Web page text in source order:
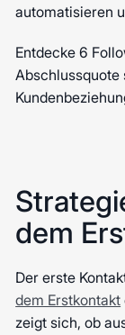
automatisieren
Entdecke 6
Abschlussquote
dem
Der erste
dem Erstkontakt
zeigt sich, ob